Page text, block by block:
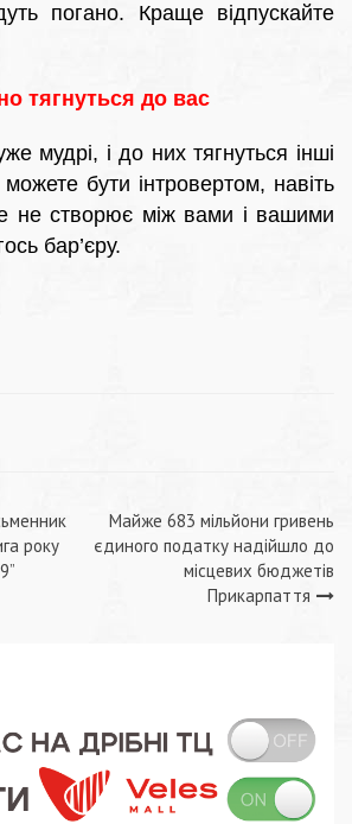
погано. Краще відпускайте
тягнуться до вас
мудрі, і до них тягнуться інші
бути інтровертом, навіть
не створює між вами і вашими
бар’єру.
року
Майже 683 мільйони гривень
єдиного податку надійшло до
місцевих бюджетів
Прикарпаття